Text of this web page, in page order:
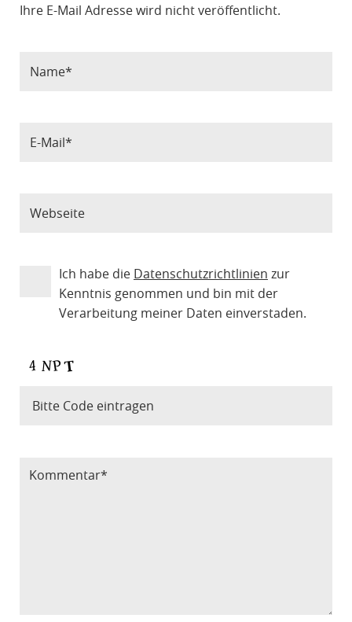
Ihre E-Mail Adresse wird nicht veröffentlicht.
Ich habe die Datenschutzrichtlinien zur
Kenntnis genommen und bin mit der
Verarbeitung meiner Daten einverstaden.